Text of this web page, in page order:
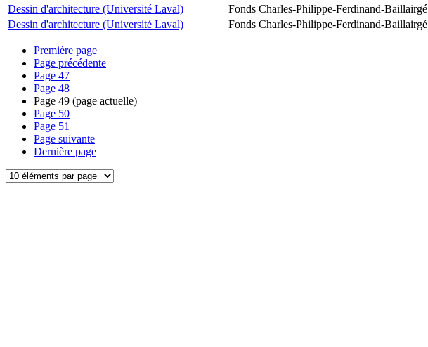
Dessin d'architecture (Université Laval)
Fonds Charles-Philippe-Ferdinand-Baillairgé
Dessin d'architecture (Université Laval)
Fonds Charles-Philippe-Ferdinand-Baillairgé
Première page
Page précédente
Page 47
Page 48
Page 49 (page actuelle)
Page 50
Page 51
Page suivante
Dernière page